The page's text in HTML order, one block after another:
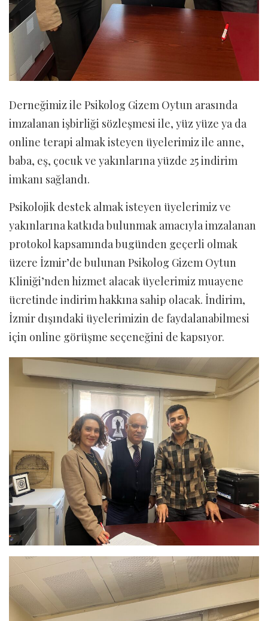
Derneğimiz ile Psikolog Gizem Oytun arasında
imzalanan işbirliği sözleşmesi ile, yüz yüze ya da
online terapi almak isteyen üyelerimiz ile anne,
baba, eş, çocuk ve yakınlarına yüzde 25 indirim
imkanı sağlandı.
Psikolojik destek almak isteyen üyelerimiz ve
yakınlarına katkıda bulunmak amacıyla imzalanan
protokol kapsamında bugünden geçerli olmak
üzere İzmir’de bulunan Psikolog Gizem Oytun
Kliniği’nden hizmet alacak üyelerimiz muayene
ücretinde indirim hakkına sahip olacak. İndirim,
İzmir dışındaki üyelerimizin de faydalanabilmesi
için online görüşme seçeneğini de kapsıyor.